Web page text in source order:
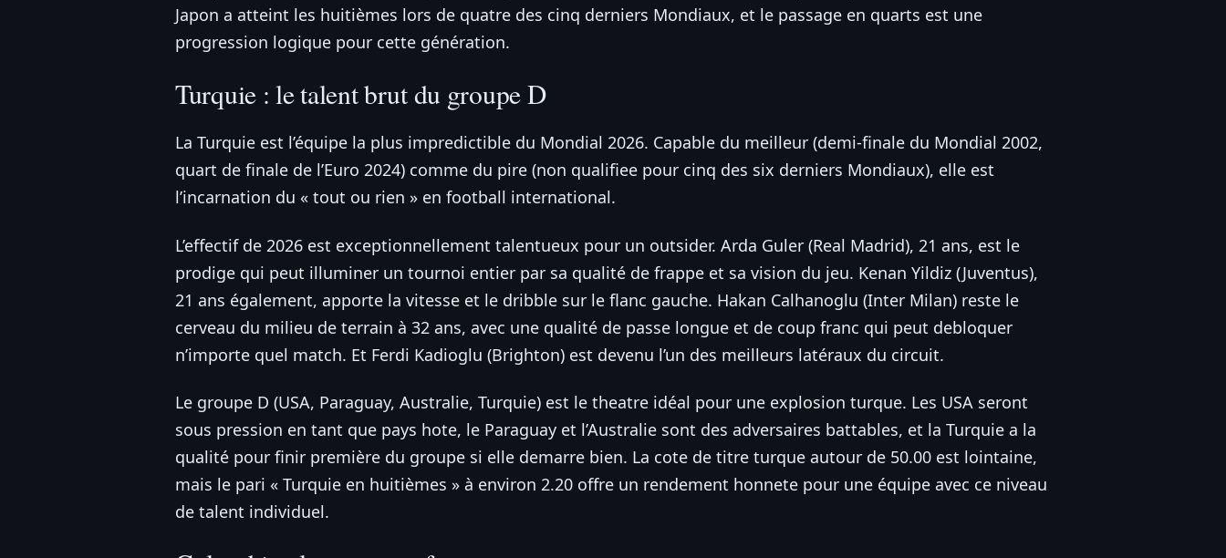
Japon a atteint les huitièmes lors de quatre des cinq derniers Mondiaux, et le passage en quarts est une
progression logique pour cette génération.
Turquie : le talent brut du groupe D
La Turquie est l’équipe la plus impredictible du Mondial 2026. Capable du meilleur (demi-finale du Mondial 2002,
quart de finale de l’Euro 2024) comme du pire (non qualifiee pour cinq des six derniers Mondiaux), elle est
l’incarnation du « tout ou rien » en football international.
L’effectif de 2026 est exceptionnellement talentueux pour un outsider. Arda Guler (Real Madrid), 21 ans, est le
prodige qui peut illuminer un tournoi entier par sa qualité de frappe et sa vision du jeu. Kenan Yildiz (Juventus),
21 ans également, apporte la vitesse et le dribble sur le flanc gauche. Hakan Calhanoglu (Inter Milan) reste le
cerveau du milieu de terrain à 32 ans, avec une qualité de passe longue et de coup franc qui peut debloquer
n’importe quel match. Et Ferdi Kadioglu (Brighton) est devenu l’un des meilleurs latéraux du circuit.
Le groupe D (USA, Paraguay, Australie, Turquie) est le theatre idéal pour une explosion turque. Les USA seront
sous pression en tant que pays hote, le Paraguay et l’Australie sont des adversaires battables, et la Turquie a la
qualité pour finir première du groupe si elle demarre bien. La cote de titre turque autour de 50.00 est lointaine,
mais le pari « Turquie en huitièmes » à environ 2.20 offre un rendement honnete pour une équipe avec ce niveau
de talent individuel.